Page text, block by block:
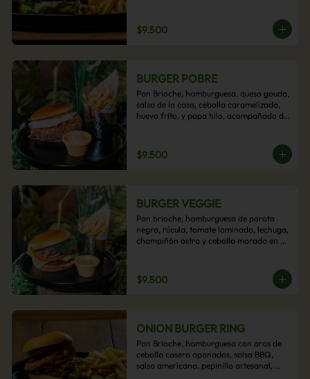
$9.500
BURGER POBRE
Pan Brioche, hamburguesa, queso gouda,
salsa de la casa, cebolla caramelizada,
huevo frito, y papa hilo, acompañado de
$9.500
BURGER VEGGIE
Pan brioche, hamburguesa de poroto
negro, rúcula, tomate laminado, lechuga,
champiñón ostra y cebolla morada en
$9.500
ONION BURGER RING
Pan Brioche, hamburguesa con aros de
cebolla casero apanados, salsa BBQ,
salsa americana, pepinillo artesanal,